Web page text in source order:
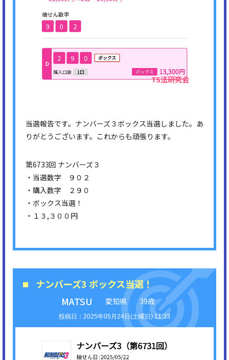
当選報告です。ナンバーズ３ボックス当選しました。あ
りがとうございます。これからも頑張ります。
第6733回 ナンバーズ３
・当選数字 ９０２
・購入数字 ２９０
・ボックス当選！
・１３,３００円
ナンバーズ3 ボックス当選！
MATSU
愛知県 39歳
2025年05月24日(土曜日) 11:33